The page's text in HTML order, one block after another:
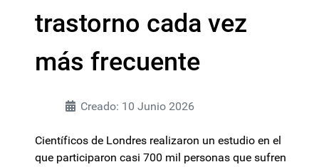
trastorno cada vez
más frecuente
Creado: 10 Junio 2026
Científicos de Londres realizaron un estudio en el
que participaron casi 700 mil personas que sufren